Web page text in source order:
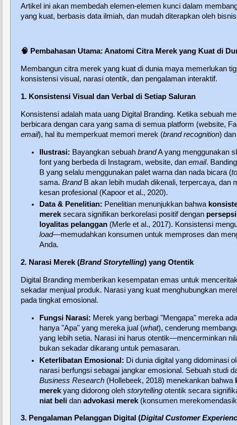
Artikel ini akan membedah elemen-elemen kunci dalam
yang kuat, berbasis data ilmiah, dan mudah diterapkan oleh
🧠 Pembahasan Utama: Anatomi Citra Merek yang Kuat di
Membangun citra merek yang kuat di dunia maya memerlukan
konsistensi visual, narasi otentik, dan pengalaman interaktif.
1. Konsistensi Visual dan Verbal di Setiap Saluran
Konsistensi adalah mata uang Digital Branding. Ketika sebuah
berbicara dengan cara yang sama di semua platform (website,
email), hal itu memperkuat memori merek (brand recognition)
Ilustrasi: Bayangkan sebuahbrandA yang menggunakan
font yang berbeda di Instagram, website, danemail.
B yang selalu menggunakan palet warna dan nada bicara (
sama.BrandB akan lebih mudah dikenali, terpercaya, dan
kesan profesional (Kapoor et al., 2020).
Data & Penelitian: Penelitian menunjukkan bahwa
mereksecara signifikan berkorelasi positif dengan
loyalitas pelanggan (Merle et al., 2017). Konsistensi
load—memudahkan konsumen untuk memproses dan
Anda.
2. Narasi Merek (Brand Storytelling) yang Otentik
Digital Branding memberikan kesempatan emas untuk
sekadar menjual produk. Narasi yang kuat menghubungkan
pada tingkat emosional.
Fungsi Narasi: Merek yang berbagi "Mengapa" mereka
hanya "Apa" yang mereka jual (what), cenderung
yang lebih setia. Narasi ini harus otentik—mencerminkan
bukan sekadar dikarang untuk pemasaran.
Keterlibatan Emosional: Di dunia digital yang didominasi
narasi berfungsi sebagai jangkar emosional. Sebuah studi
Business Research (Hollebeek, 2018) menekankan bahwa
merek yang didorong olehstorytelling otentik secara
niat beli danadvokasi merek (konsumen
3. Pengalaman Pelanggan Digital (Digital Customer